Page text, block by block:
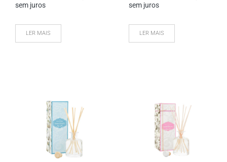
sem juros
LER MAIS
sem juros
LER MAIS